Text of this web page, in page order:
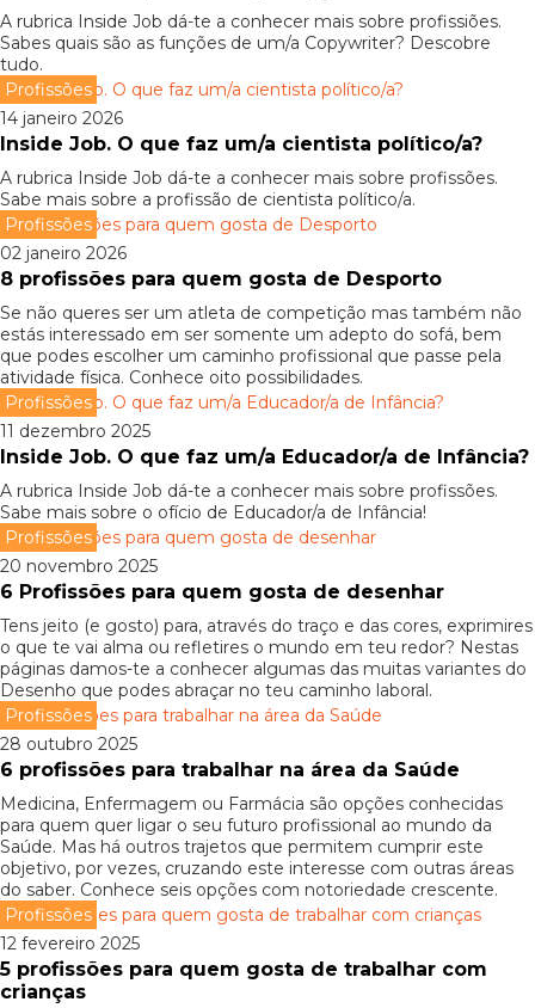
A rubrica Inside Job dá-te a conhecer mais sobre profissiões.
Sabes quais são as funções de um/a Copywriter? Descobre
tudo.
Profissões
14 janeiro 2026
Inside Job. O que faz um/a cientista político/a?
A rubrica Inside Job dá-te a conhecer mais sobre profissões.
Sabe mais sobre a profissão de cientista político/a.
Profissões
02 janeiro 2026
8 profissões para quem gosta de Desporto
Se não queres ser um atleta de competição mas também não
estás interessado em ser somente um adepto do sofá, bem
que podes escolher um caminho profissional que passe pela
atividade física. Conhece oito possibilidades.
Profissões
11 dezembro 2025
Inside Job. O que faz um/a Educador/a de Infância?
A rubrica Inside Job dá-te a conhecer mais sobre profissões.
Sabe mais sobre o ofício de Educador/a de Infância!
Profissões
20 novembro 2025
6 Profissões para quem gosta de desenhar
Tens jeito (e gosto) para, através do traço e das cores, exprimires
o que te vai alma ou refletires o mundo em teu redor? Nestas
páginas damos-te a conhecer algumas das muitas variantes do
Desenho que podes abraçar no teu caminho laboral.
Profissões
28 outubro 2025
6 profissões para trabalhar na área da Saúde
Medicina, Enfermagem ou Farmácia são opções conhecidas
para quem quer ligar o seu futuro profissional ao mundo da
Saúde. Mas há outros trajetos que permitem cumprir este
objetivo, por vezes, cruzando este interesse com outras áreas
do saber. Conhece seis opções com notoriedade crescente.
Profissões
12 fevereiro 2025
5 profissões para quem gosta de trabalhar com
crianças